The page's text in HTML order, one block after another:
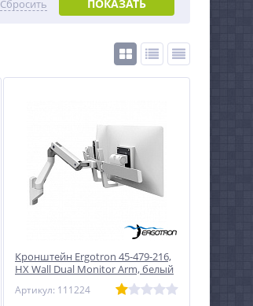
ПОКАЗАТЬ
Сбросить
Кронштейн Ergotron 45-479-216,
HX Wall Dual Monitor Arm, белый
Артикул: 111224